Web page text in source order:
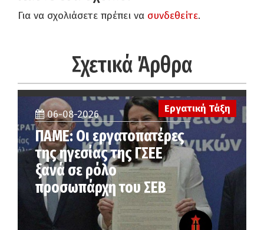
Για να σχολιάσετε πρέπει να συνδεθείτε.
Σχετικά Άρθρα
Εργατική Τάξη
06-08-2026
ΠΑΜΕ: Οι εργατοπατέρες
της ηγεσίας της ΓΣΕΕ
ξανά σε ρόλο
προσωπάρχη του ΣΕΒ